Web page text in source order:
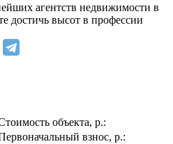
агентств недвижимости в
достичь высот в профессии
объекта, р.:
взнос, р.: